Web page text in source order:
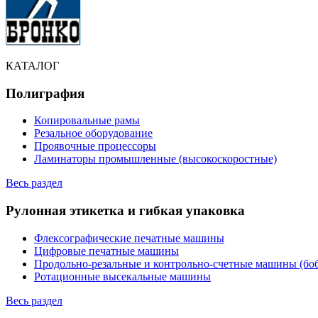
КАТАЛОГ
Полиграфия
Копировальные рамы
Резальное оборудование
Проявочные процессоры
Ламинаторы промышленные (высокоскоростные)
Весь раздел
Рулонная этикетка и гибкая упаковка
Флексографические печатные машины
Цифровые печатные машины
Продольно-резальные и контрольно-счетные машины
Ротационные высекальные машины
Весь раздел